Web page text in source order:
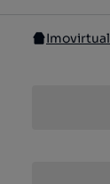
Imovirtual